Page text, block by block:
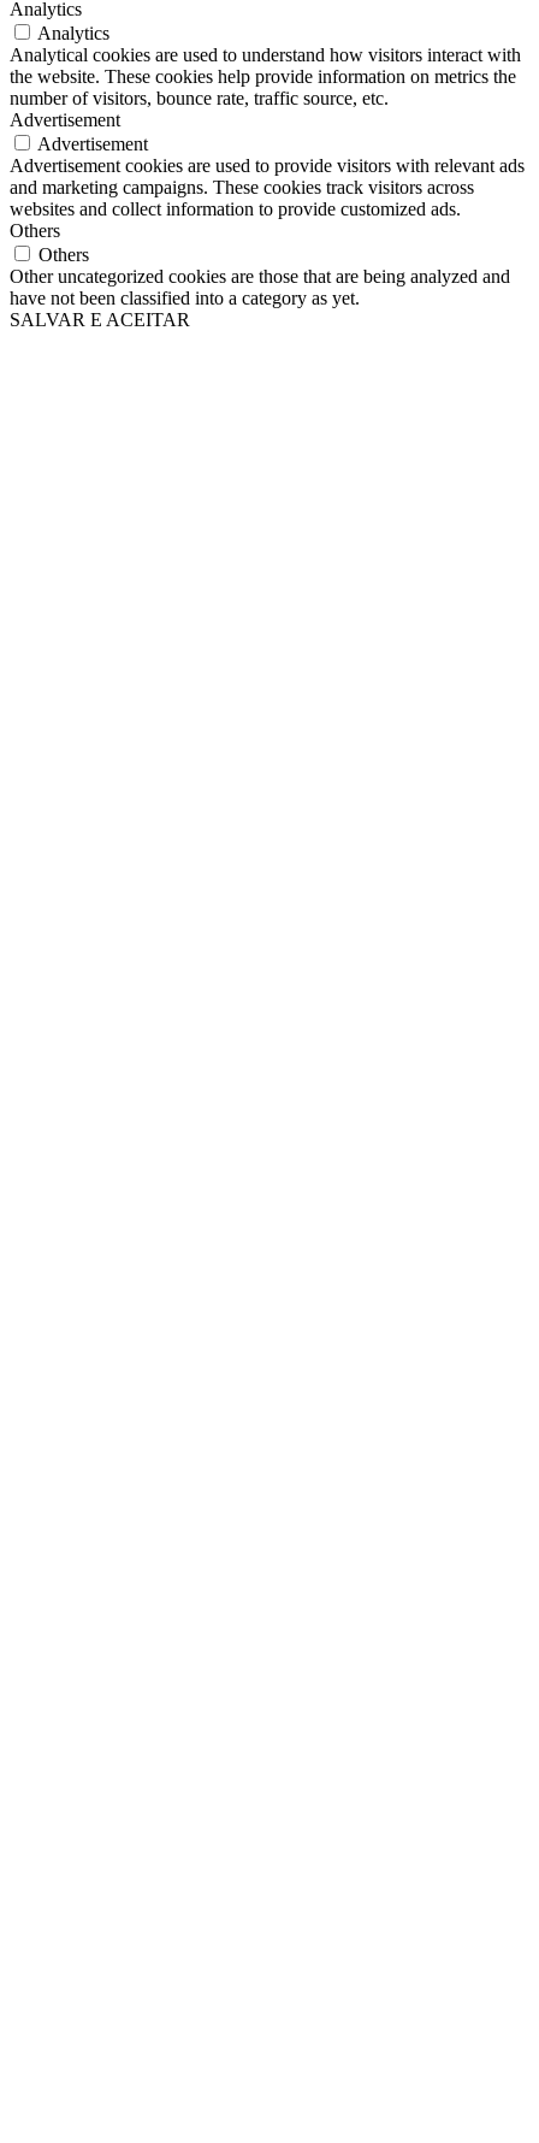
Analytics
Analytics
Analytical cookies are used to understand how visitors interact with
the website. These cookies help provide information on metrics the
number of visitors, bounce rate, traffic source, etc.
Advertisement
Advertisement
Advertisement cookies are used to provide visitors with relevant ads
and marketing campaigns. These cookies track visitors across
websites and collect information to provide customized ads.
Others
Others
Other uncategorized cookies are those that are being analyzed and
have not been classified into a category as yet.
SALVAR E ACEITAR